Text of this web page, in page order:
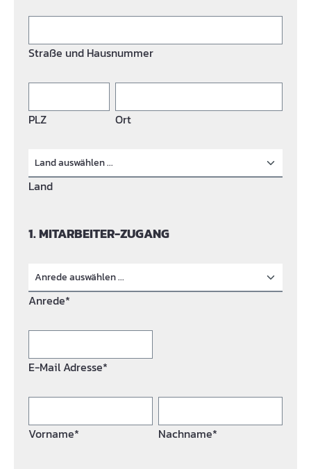
Straße und Hausnummer
PLZ Ort
Land
1. MITARBEITER-ZUGANG
Anrede*
E-Mail Adresse*
Vorname* Nachname*